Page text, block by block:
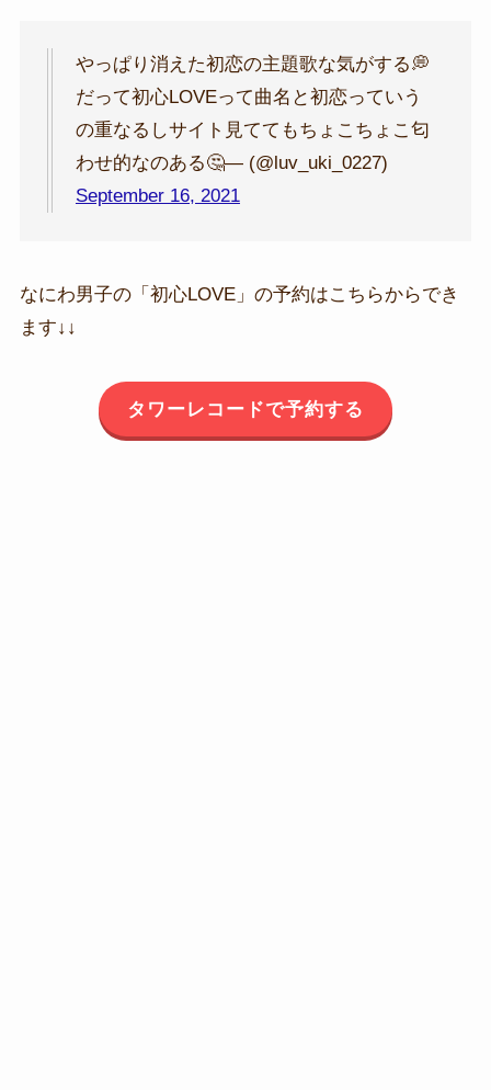
やっぱり消えた初恋の主題歌な気がする💭
だって初心LOVEって曲名と初恋っていう
の重なるしサイト見ててもちょこちょこ匂
わせ的なのある🤔— (@luv_uki_0227)
September 16, 2021
なにわ男子の「初心LOVE」の予約はこちらからでき
ます↓↓
タワーレコードで予約する